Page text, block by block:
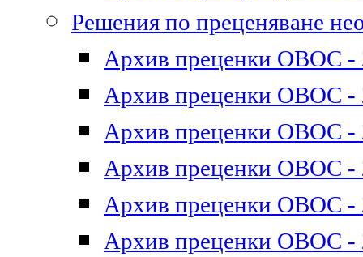
Решения по преценяване
Архив преценки ОВОС -
Архив преценки ОВОС -
Архив преценки ОВОС -
Архив преценки ОВОС -
Архив преценки ОВОС -
Архив преценки ОВОС -